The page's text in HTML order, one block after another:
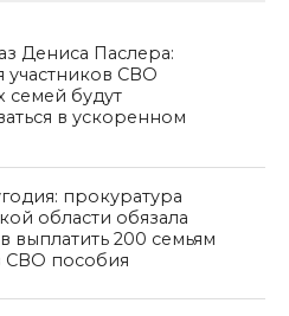
Дениса Паслера:
СВО
семей будут
в ускоренном
прокуратура
области обязала
выплатить 200 семьям
СВО пособия